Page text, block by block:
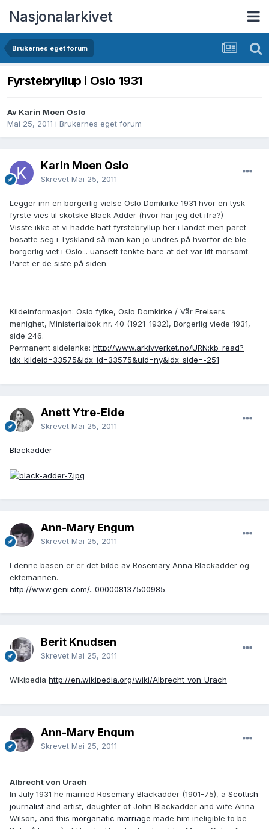
Nasjonalarkivet
Brukernes eget forum
Fyrstebryllup i Oslo 1931
Av Karin Moen Oslo
Mai 25, 2011 i Brukernes eget forum
Karin Moen Oslo
Skrevet Mai 25, 2011
Legger inn en borgerlig vielse Oslo Domkirke 1931 hvor en tysk
fyrste vies til skotske Black Adder (hvor har jeg det ifra?)
Visste ikke at vi hadde hatt fyrstebryllup her i landet men paret
bosatte seg i Tyskland så man kan jo undres på hvorfor de ble
borgerlig viet i Oslo... uansett tenkte bare at det var litt morsomt.
Paret er de siste på siden.
Kildeinformasjon: Oslo fylke, Oslo Domkirke / Vår Frelsers
menighet, Ministerialbok nr. 40 (1921-1932), Borgerlig viede 1931,
side 246.
Permanent sidelenke: http://www.arkivverket.no/URN:kb_read?
idx_kildeid=33575&idx_id=33575&uid=ny&idx_side=-251
Anett Ytre-Eide
Skrevet Mai 25, 2011
Blackadder
Ann-Mary Engum
Skrevet Mai 25, 2011
I denne basen er er det bilde av Rosemary Anna Blackadder og
ektemannen.
http://www.geni.com/...000008137500985
Berit Knudsen
Skrevet Mai 25, 2011
Wikipedia http://en.wikipedia.org/wiki/Albrecht_von_Urach
Ann-Mary Engum
Skrevet Mai 25, 2011
Albrecht von Urach
In July 1931 he married Rosemary Blackadder (1901-75), a Scottish
journalist and artist, daughter of John Blackadder and wife Anna
Wilson, and this morganatic marriage made him ineligible to be